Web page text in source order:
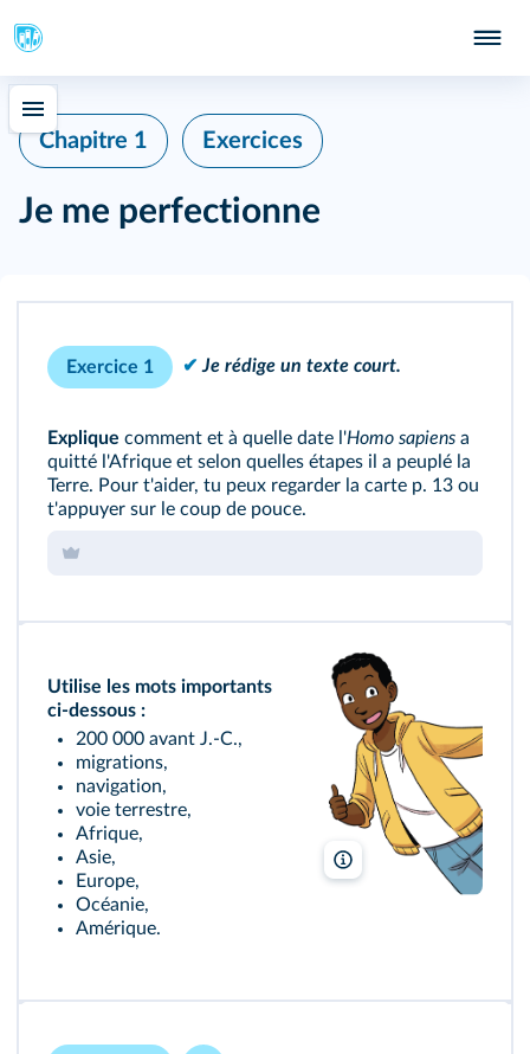
Chapitre 1 Exercices
Je me perfectionne
Exercice 1 ✔ Je rédige un texte court.
Explique comment et à quelle date l'Homo sapiens a
quitté l'Afrique et selon quelles étapes il a peuplé la
Terre. Pour t'aider, tu peux regarder la carte p. 13 ou
t'appuyer sur le coup de pouce.
Utilise les mots importants
ci‑dessous :
200 000 avant J.‑C.,
migrations,
navigation,
voie terrestre,
Afrique,
Asie,
Europe,
Océanie,
Amérique.
Vincent Brascaglia/